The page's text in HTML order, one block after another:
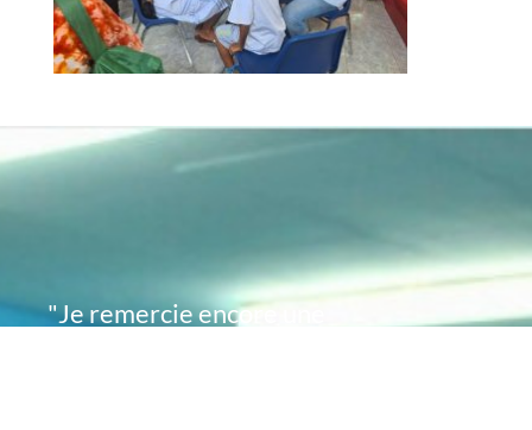
"Je remercie encore une